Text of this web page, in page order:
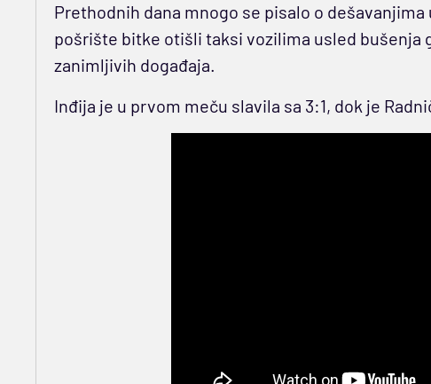
Prethodnih dana mnogo se pisalo o
pošrište bitke otišli taksi vozilima usled bušenja
zanimljivih događaja.
Inđija je u prvom meču slavila sa 3:1, dok je